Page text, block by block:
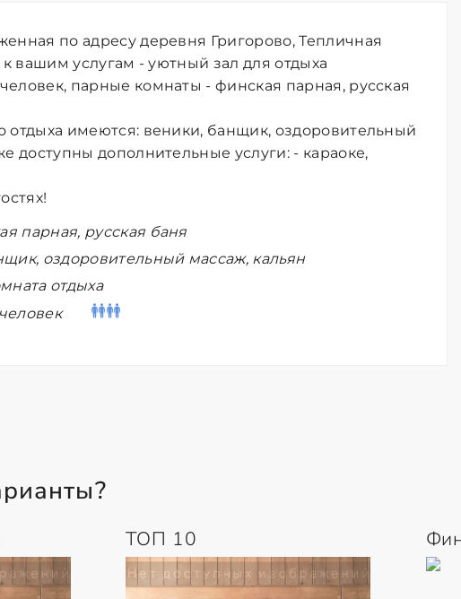
по адресу деревня Григорово, Тепличная
к вашим услугам - уютный зал для отдыха
парные комнаты - финская парная, русская
отдыха имеются: веники, банщик, оздоровительный
доступны дополнительные услуги: - караоке,
парная, русская баня
оздоровительный массаж, кальян
отдыха
ТОП 10